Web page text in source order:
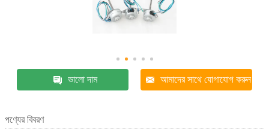
ভালো দাম আমাদের সাথে যোগাযোগ করুন
পণ্যের বিবরণ